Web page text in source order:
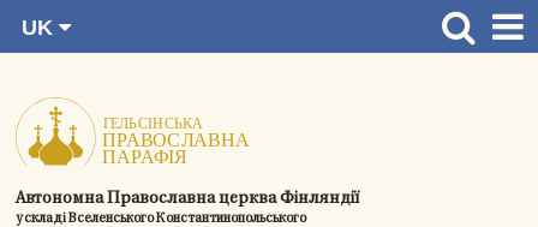
змісту.
Автономна Православна церква Фінляндії
у складі Вселенського Константинопольського
UK
SV
EN
Новини
Церкви
Богослужіння